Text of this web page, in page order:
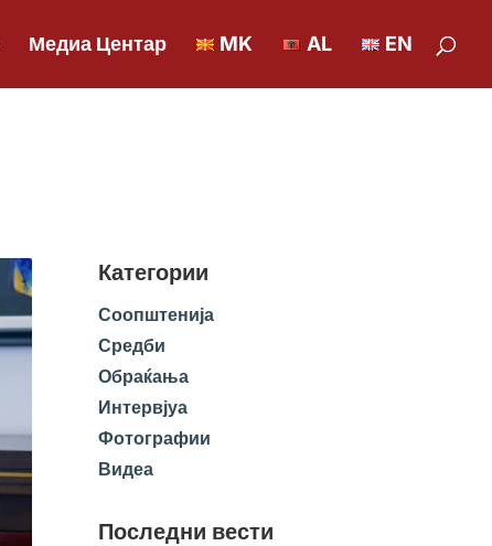
Медиа Центар MK AL EN
Категории
Соопштенија
Средби
Обраќања
Интервјуа
Фотографии
Видеа
Последни вести